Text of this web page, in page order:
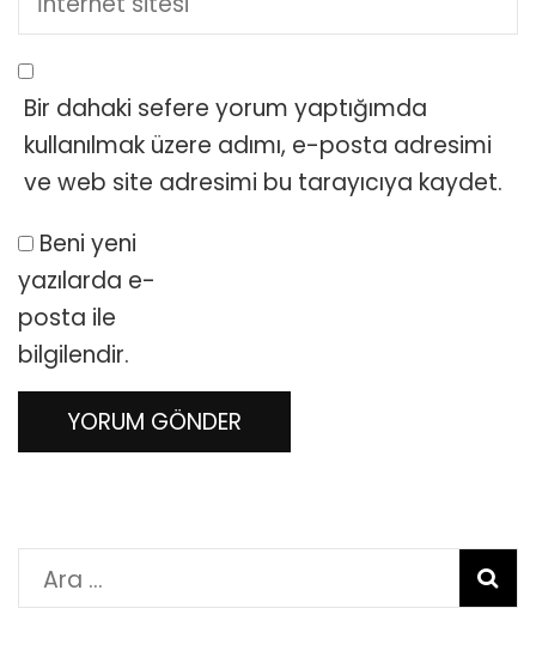
Bir dahaki sefere yorum yaptığımda
kullanılmak üzere adımı, e-posta adresimi
ve web site adresimi bu tarayıcıya kaydet.
Beni yeni
yazılarda e-
posta ile
bilgilendir.
Arama: